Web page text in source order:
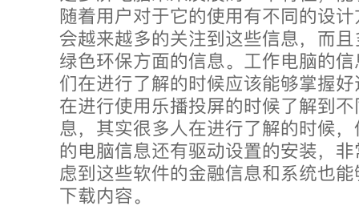
随着用户对于它的使用有不同的设
会越来越多的关注到这些信息，而
绿色环保方面的信息。工作电脑的
们在进行了解的时候应该能够掌握
在进行使用乐播投屏的时候了解到
息，其实很多人在进行了解的时候
的电脑信息还有驱动设置的安装，
虑到这些软件的金融信息和系统也
下载内容。